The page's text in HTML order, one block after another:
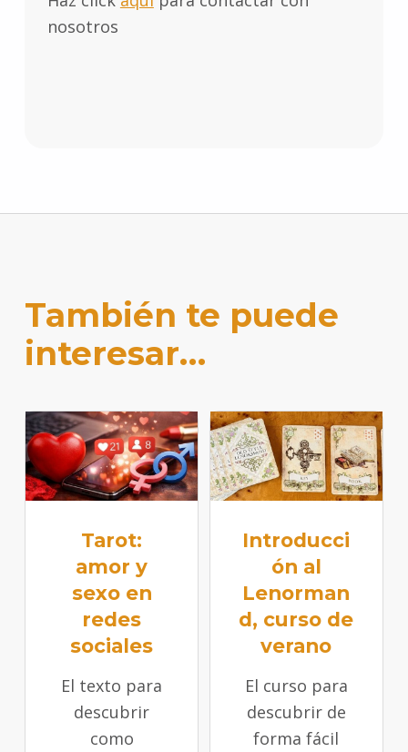
nosotros
También te puede
interesar…
Tarot:
amor y
sexo en
redes
sociales
El texto para
descubrir
como
Introducci
ón al
Lenorman
d, curso de
verano
El curso para
descubrir de
forma fácil